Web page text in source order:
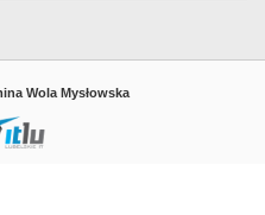
Wola Mysłowska